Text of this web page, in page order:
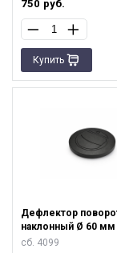
750 руб.
Купить
Дефлектор
наклонный Ø 60 мм
сб. 4099